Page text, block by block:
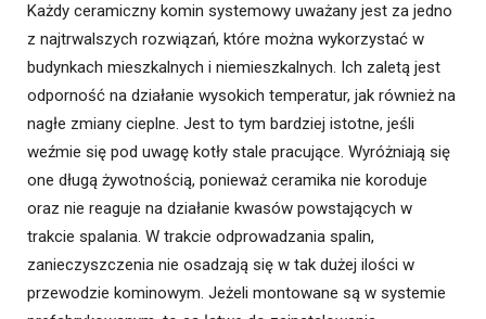
Każdy ceramiczny komin systemowy uważany jest za jedno
z najtrwalszych rozwiązań, które można wykorzystać w
budynkach mieszkalnych i niemieszkalnych. Ich zaletą jest
odporność na działanie wysokich temperatur, jak również na
nagłe zmiany cieplne. Jest to tym bardziej istotne, jeśli
weźmie się pod uwagę kotły stale pracujące. Wyróżniają się
one długą żywotnością, ponieważ ceramika nie koroduje
oraz nie reaguje na działanie kwasów powstających w
trakcie spalania. W trakcie odprowadzania spalin,
zanieczyszczenia nie osadzają się w tak dużej ilości w
przewodzie kominowym. Jeżeli montowane są w systemie